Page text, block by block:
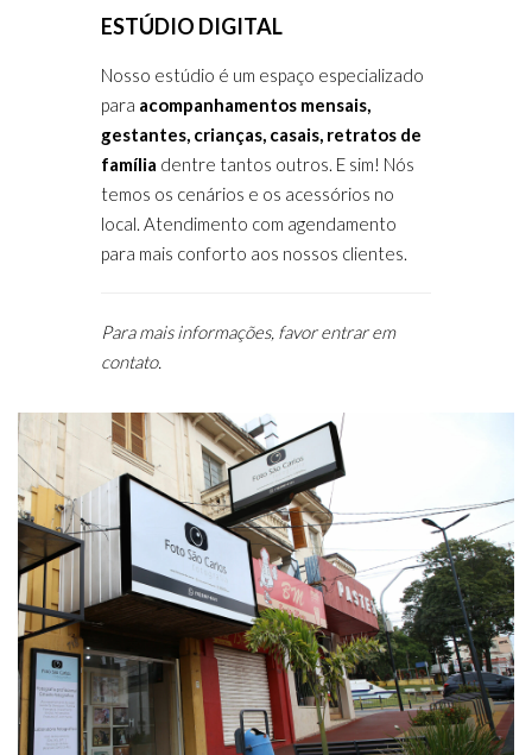
ESTÚDIO DIGITAL
Nosso estúdio é um espaço especializado
para acompanhamentos mensais,
gestantes, crianças, casais, retratos de
família dentre tantos outros. E sim! Nós
temos os cenários e os acessórios no
local. Atendimento com agendamento
para mais conforto aos nossos clientes.
Para mais informações, favor entrar em
contato.